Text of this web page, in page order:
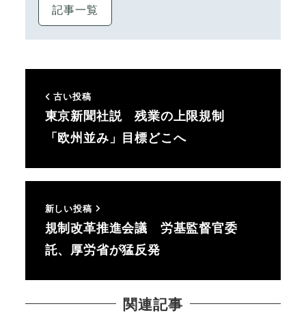
記事一覧
古い投稿
東京新聞社説 残業の上限規制
「欧州並み」目標どこへ
新しい投稿
規制改革推進会議 労基監督官委
託、厚労省が猛反発
関連記事